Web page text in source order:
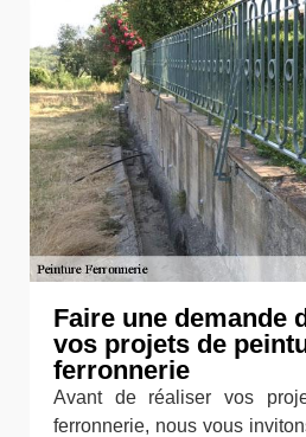
Faire une demande
vos projets de
ferronnerie
Avant de réaliser vos
ferronnerie, nous vous